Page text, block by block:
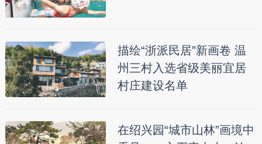
描绘“浙派民居”新画卷 温
州三村入选省级美丽宜居
村庄建设名单
在绍兴园“城市山林”画境中